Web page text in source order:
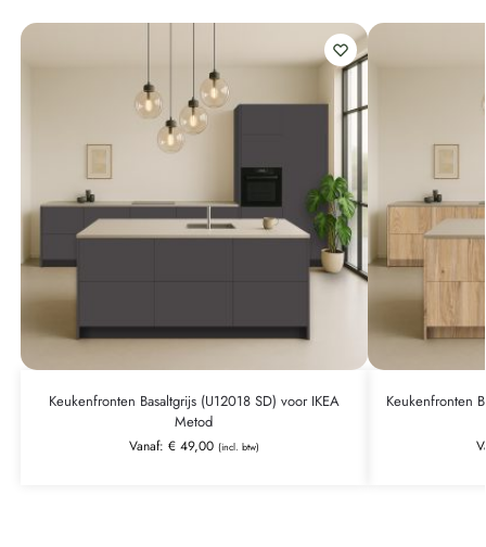
Keukenfronten Basaltgrijs (U12018 SD) voor IKEA
Metod
Vanaf: €49,00 (incl. btw)
Keukenfronten